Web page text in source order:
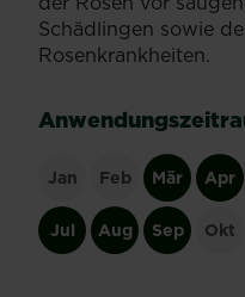
Schädlingen sowie
Rosenkrankheiten.
Jan Feb Mär Apr
Jul Aug Sep Okt